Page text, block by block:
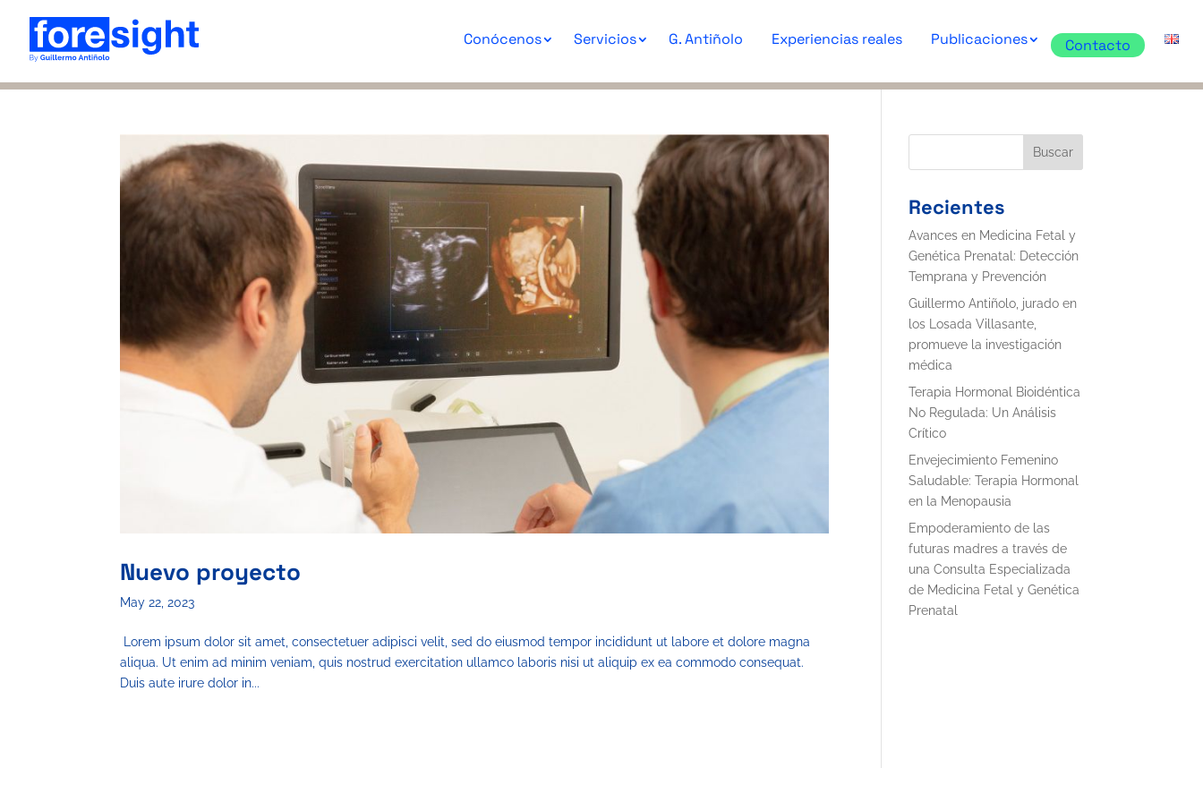
Conócenos Servicios G. Antiñolo Experiencias reales Publicaciones Contacto
Nuevo proyecto
May 22, 2023
Lorem ipsum dolor sit amet, consectetuer adipisci velit, sed do eiusmod tempor incididunt ut labore et dolore magna
aliqua. Ut enim ad minim veniam, quis nostrud exercitation ullamco laboris nisi ut aliquip ex ea commodo consequat.
Duis aute irure dolor in...
Buscar
Recientes
Avances en Medicina Fetal y
Genética Prenatal: Detección
Temprana y Prevención
Guillermo Antiñolo, jurado en
los Losada Villasante,
promueve la investigación
médica
Terapia Hormonal Bioidéntica
No Regulada: Un Análisis
Crítico
Envejecimiento Femenino
Saludable: Terapia Hormonal
en la Menopausia
Empoderamiento de las
futuras madres a través de
una Consulta Especializada
de Medicina Fetal y Genética
Prenatal